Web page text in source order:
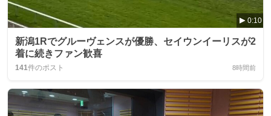
0:10
新潟1Rでグルーヴェンスが優勝、セイウンイーリスが2
着に続きファン歓喜
141件のポスト 8時間前